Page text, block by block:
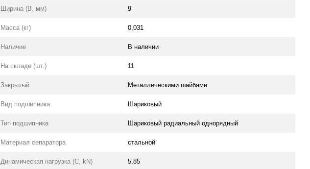
Ширина (B, мм) 9
Масса (кг) 0,031
Наличие В наличии
На складе (шт.) 11
Закрытый Металлическими шайбами
Вид подшипника Шариковый
Тип подшипника Шариковый радиальный однорядный
Материал сепаратора стальной
Динамическая нагрузка (С, kN) 5,85